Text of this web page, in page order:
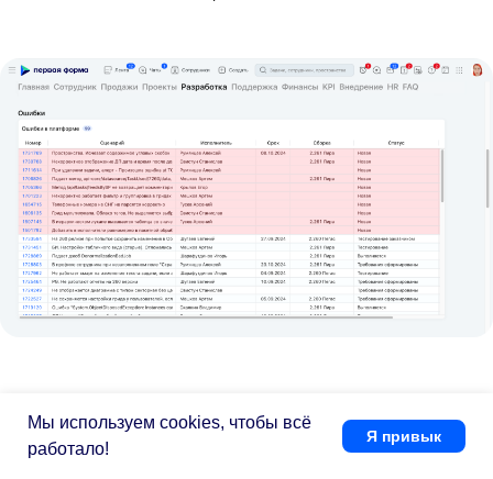
Обновления нового
режима
Мы используем cookies, чтобы всё
работало!
Я привык